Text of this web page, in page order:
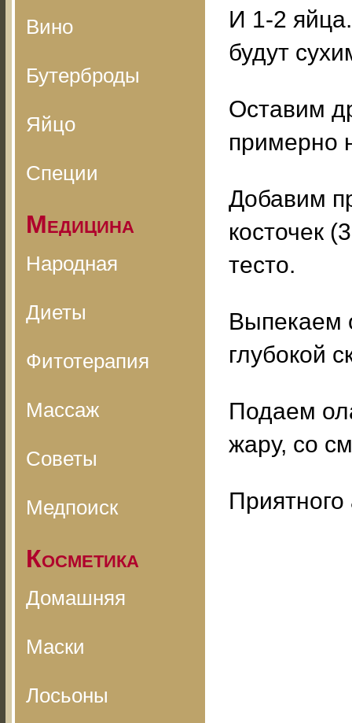
Вино
Бутерброды
Яйцо
Специи
Медицина
Народная
Диеты
Фитотерапия
Массаж
Советы
Медпоиск
Косметика
Домашняя
Маски
Лосьоны
И 1-2
будут
Оставим
примерно
Добавим
косточек
тесто.
Выпекаем
глубокой
Подаем
жару, со
Приятного